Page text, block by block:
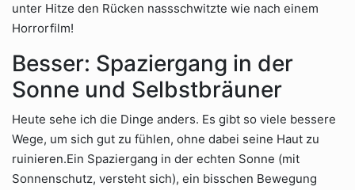
unter Hitze den Rücken nassschwitzte wie nach einem
Horrorfilm!
Besser: Spaziergang in der
Sonne und Selbstbräuner
Heute sehe ich die Dinge anders. Es gibt so viele bessere
Wege, um sich gut zu fühlen, ohne dabei seine Haut zu
ruinieren.Ein Spaziergang in der echten Sonne (mit
Sonnenschutz, versteht sich), ein bisschen Bewegung